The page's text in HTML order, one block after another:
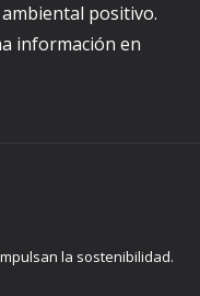
positivo.
información en
la sostenibilidad.